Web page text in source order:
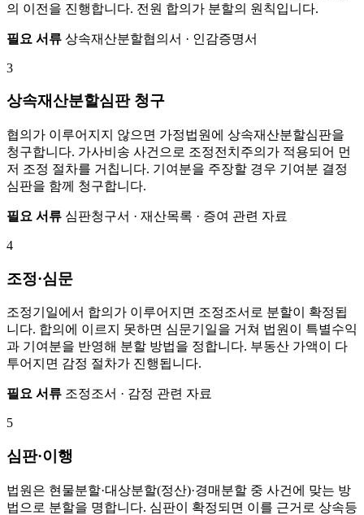
의 이전을 진행합니다. 전원 합의가 분할의 원칙입니다.
필요 서류 상속재산분할협의서 · 인감증명서
3
상속재산분할심판 청구
협의가 이루어지지 않으면 가정법원에 상속재산분할심판을
청구합니다. 가사비송 사건으로 조정전치주의가 적용되어 먼
저 조정 절차를 거칩니다. 기여분을 주장할 경우 기여분 결정
심판을 함께 청구합니다.
필요 서류 심판청구서 · 재산목록 · 증여 관련 자료
4
조정·심문
조정기일에서 합의가 이루어지면 조정조서로 분할이 확정됩
니다. 합의에 이르지 못하면 심문기일을 거쳐 법원이 특별수익
과 기여분을 반영해 분할 방법을 정합니다. 부동산 가액이 다
투어지면 감정 절차가 진행됩니다.
필요 서류 조정조서 · 감정 관련 자료
5
심판·이행
법원은 현물분할·대상분할(정산)·경매분할 중 사건에 맞는 방
법으로 분할을 명합니다. 심판이 확정되면 이를 근거로 상속등